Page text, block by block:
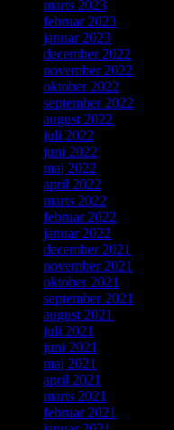
marts 2023
februar 2023
januar 2023
december 2022
november 2022
oktober 2022
september 2022
august 2022
juli 2022
juni 2022
maj 2022
april 2022
marts 2022
februar 2022
januar 2022
december 2021
november 2021
oktober 2021
september 2021
august 2021
juli 2021
juni 2021
maj 2021
april 2021
marts 2021
februar 2021